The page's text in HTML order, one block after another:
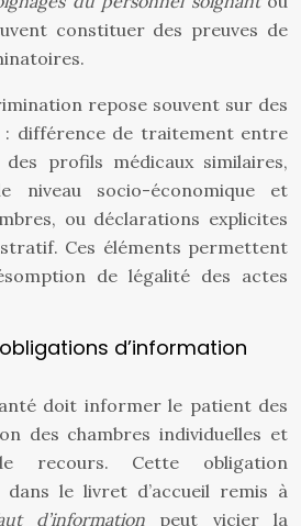
constituer des preuves de
repose souvent sur des
: différence de traitement entre
profils médicaux similaires,
niveau socio-économique et
ou déclarations explicites
Ces éléments permettent
de légalité des actes
d’information
doit informer le patient des
des chambres individuelles et
recours. Cette obligation
dans le livret d’accueil remis à
d’information peut vicier la